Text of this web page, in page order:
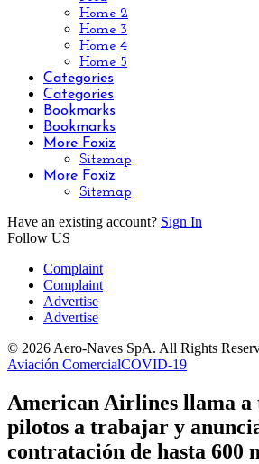
Home 2
Home 3
Home 4
Home 5
Categories
Categories
Bookmarks
Bookmarks
More Foxiz
Sitemap
More Foxiz
Sitemap
Have an existing account? Sign In
Follow US
Complaint
Complaint
Advertise
Advertise
© 2026 Aero-Naves SpA. All Rights
Aviación ComercialCOVID-19
American Airlines llama a
pilotos a trabajar y
contratación de hasta 600